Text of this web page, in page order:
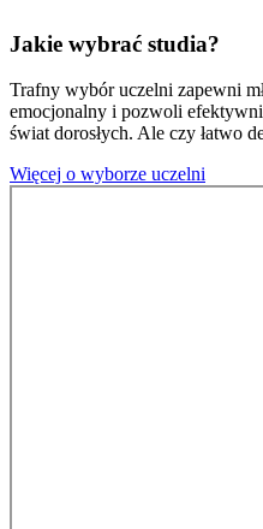
Jakie wybrać studia?
Trafny wybór uczelni zapewni
emocjonalny i pozwoli
świat dorosłych. Ale czy łatwo
Więcej o wyborze uczelni